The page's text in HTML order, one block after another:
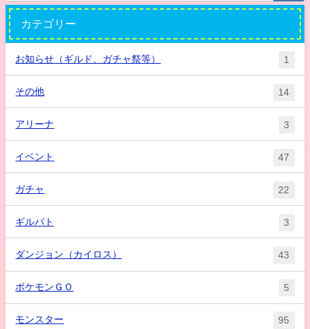
カテゴリー
お知らせ（ギルド、ガチャ祭等） 1
その他 14
アリーナ 3
イベント 47
ガチャ 22
ギルバト 3
ダンジョン（カイロス） 43
ポケモンＧＯ 5
モンスター 95